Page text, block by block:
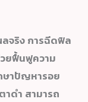
จริง การฉีดฟิล
ยฟื้นฟูความ
ษาปัญหารอย
าดำ สามารถ